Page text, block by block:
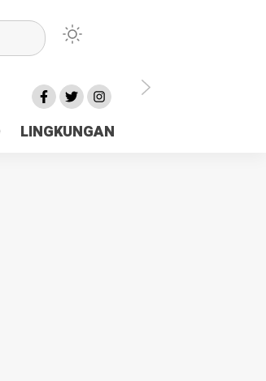
LINGKUNGAN